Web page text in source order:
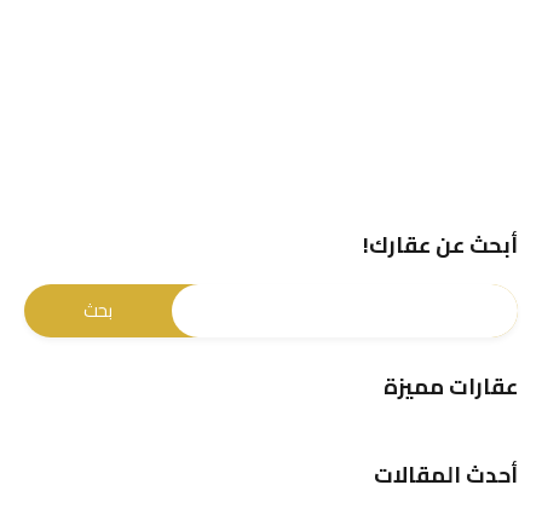
أبحث عن عقارك!
عقارات مميزة
أحدث المقالات